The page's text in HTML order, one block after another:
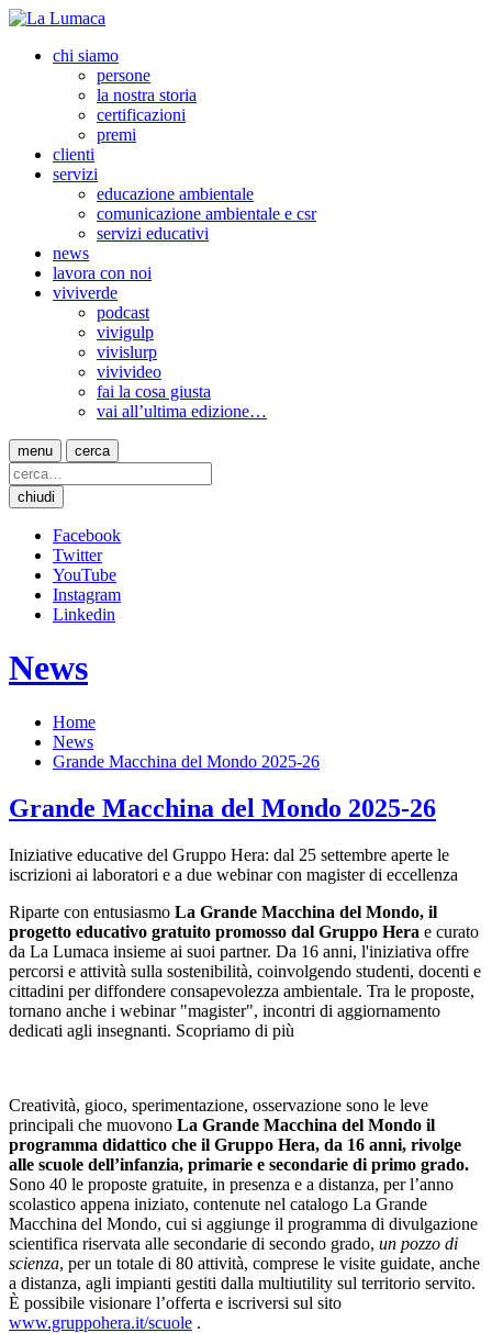
chi siamo
persone
la nostra storia
certificazioni
premi
clienti
servizi
educazione ambientale
comunicazione ambientale e csr
servizi educativi
news
lavora con noi
viviverde
podcast
vivigulp
vivislurp
vivivideo
fai la cosa giusta
vai all’ultima edizione…
menu cerca
chiudi
Facebook
Twitter
YouTube
Instagram
Linkedin
News
Home
News
Grande Macchina del Mondo 2025-26
Grande Macchina del Mondo 2025-26
Iniziative educative del Gruppo Hera: dal 25 settembre aperte le
iscrizioni ai laboratori e a due webinar con magister di eccellenza
Riparte con entusiasmo La Grande Macchina del Mondo, il
progetto educativo gratuito promosso dal Gruppo Hera e curato
da La Lumaca insieme ai suoi partner. Da 16 anni, l'iniziativa offre
percorsi e attività sulla sostenibilità, coinvolgendo studenti, docenti e
cittadini per diffondere consapevolezza ambientale. Tra le proposte,
tornano anche i webinar "magister", incontri di aggiornamento
dedicati agli insegnanti. Scopriamo di più
Creatività, gioco, sperimentazione, osservazione sono le leve
principali che muovono La Grande Macchina del Mondo il
programma didattico che il Gruppo Hera, da 16 anni, rivolge
alle scuole dell’infanzia, primarie e secondarie di primo grado.
Sono 40 le proposte gratuite, in presenza e a distanza, per l’anno
scolastico appena iniziato, contenute nel catalogo La Grande
Macchina del Mondo, cui si aggiunge il programma di divulgazione
scientifica riservata alle secondarie di secondo grado, un pozzo di
scienza, per un totale di 80 attività, comprese le visite guidate, anche
a distanza, agli impianti gestiti dalla multiutility sul territorio servito.
È possibile visionare l’offerta e iscriversi sul sito
www.gruppohera.it/scuole .